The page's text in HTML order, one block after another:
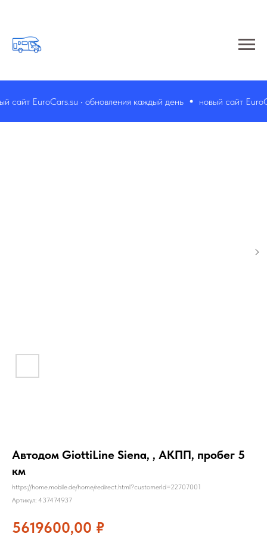
EuroCars.su • обновления каждый день новый сайт
Автодом GiottiLine Siena, , АКПП, пробег 5
км
https://home.mobile.de/home/redirect.html?customerId=22707001
Артикул: 437474937
5619600,00 ₽